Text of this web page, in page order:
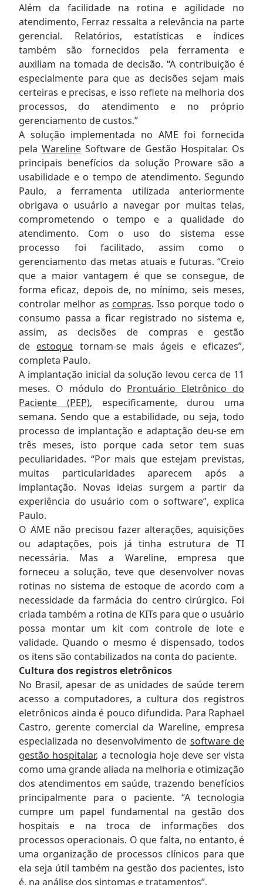
Além da facilidade na rotina e agilidade no
atendimento, Ferraz ressalta a relevância na parte
gerencial. Relatórios, estatísticas e índices
também são fornecidos pela ferramenta e
auxiliam na tomada de decisão. “A contribuição é
especialmente para que as decisões sejam mais
certeiras e precisas, e isso reflete na melhoria dos
processos, do atendimento e no próprio
gerenciamento de custos.”
A solução implementada no AME foi fornecida
pela Wareline Software de Gestão Hospitalar. Os
principais benefícios da solução Proware são a
usabilidade e o tempo de atendimento. Segundo
Paulo, a ferramenta utilizada anteriormente
obrigava o usuário a navegar por muitas telas,
comprometendo o tempo e a qualidade do
atendimento. Com o uso do sistema esse
processo foi facilitado, assim como o
gerenciamento das metas atuais e futuras. “Creio
que a maior vantagem é que se consegue, de
forma eficaz, depois de, no mínimo, seis meses,
controlar melhor as compras. Isso porque todo o
consumo passa a ficar registrado no sistema e,
assim, as decisões de compras e gestão
de estoque tornam-se mais ágeis e eficazes”,
completa Paulo.
A implantação inicial da solução levou cerca de 11
meses. O módulo do Prontuário Eletrônico do
Paciente (PEP), especificamente, durou uma
semana. Sendo que a estabilidade, ou seja, todo
processo de implantação e adaptação deu-se em
três meses, isto porque cada setor tem suas
peculiaridades. “Por mais que estejam previstas,
muitas particularidades aparecem após a
implantação. Novas ideias surgem a partir da
experiência do usuário com o software”, explica
Paulo.
O AME não precisou fazer alterações, aquisições
ou adaptações, pois já tinha estrutura de TI
necessária. Mas a Wareline, empresa que
forneceu a solução, teve que desenvolver novas
rotinas no sistema de estoque de acordo com a
necessidade da farmácia do centro cirúrgico. Foi
criada também a rotina de KITs para que o usuário
possa montar um kit com controle de lote e
validade. Quando o mesmo é dispensado, todos
os itens são contabilizados na conta do paciente.
Cultura dos registros eletrônicos
No Brasil, apesar de as unidades de saúde terem
acesso a computadores, a cultura dos registros
eletrônicos ainda é pouco difundida. Para Raphael
Castro, gerente comercial da Wareline, empresa
especializada no desenvolvimento de software de
gestão hospitalar, a tecnologia hoje deve ser vista
como uma grande aliada na melhoria e otimização
dos atendimentos em saúde, trazendo benefícios
principalmente para o paciente. “A tecnologia
cumpre um papel fundamental na gestão dos
hospitais e na troca de informações dos
processos operacionais. O que falta, no entanto, é
uma organização de processos clínicos para que
ela seja útil também na gestão dos pacientes, isto
é, na análise dos sintomas e tratamentos”.